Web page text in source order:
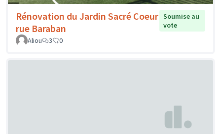
Rénovation du Jardin Sacré Coeur
rue Baraban
Soumise au
vote
Aliou
3 0